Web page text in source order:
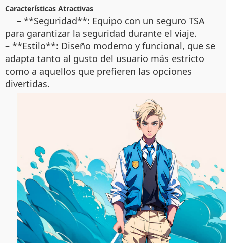
Características Atractivas
– **Seguridad**: Equipo con un seguro TSA
para garantizar la seguridad durante el viaje.
– **Estilo**: Diseño moderno y funcional, que se
adapta tanto al gusto del usuario más estricto
como a aquellos que prefieren las opciones
divertidas.